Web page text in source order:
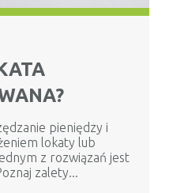
pieniędzy i
lokaty lub
z rozwiązań jest
zalety...